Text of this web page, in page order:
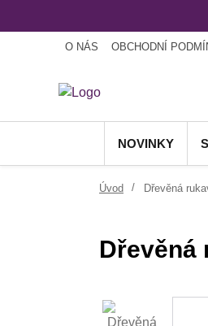
O NÁS OBCHODNÍ
NOVINKY
Úvod Dřevěná
Dřevěná